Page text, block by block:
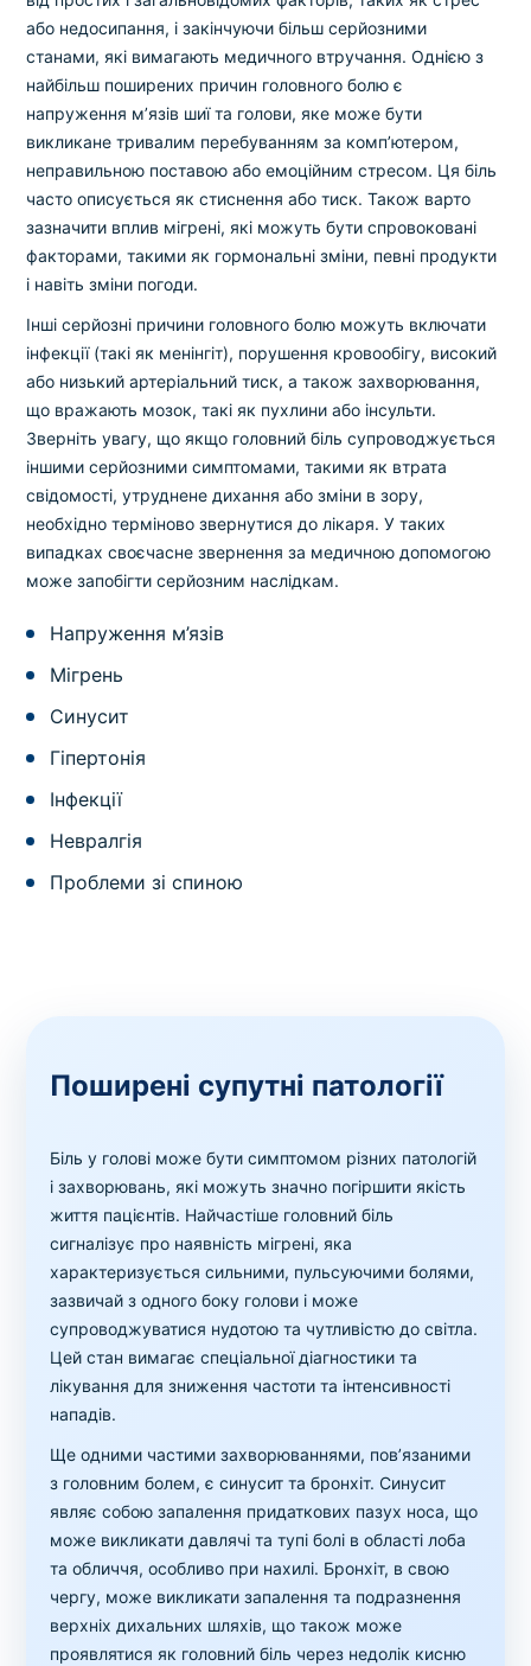
або недосипання, і закінчуючи більш серйозними
станами, які вимагають медичного втручання. Однією з
найбільш поширених причин головного болю є
напруження м’язів шиї та голови, яке може бути
викликане тривалим перебуванням за комп’ютером,
неправильною поставою або емоційним стресом. Ця біль
часто описується як стиснення або тиск. Також варто
зазначити вплив мігрені, які можуть бути спровоковані
факторами, такими як гормональні зміни, певні продукти
і навіть зміни погоди.
Інші серйозні причини головного болю можуть включати
інфекції (такі як менінгіт), порушення кровообігу, високий
або низький артеріальний тиск, а також захворювання,
що вражають мозок, такі як пухлини або інсульти.
Зверніть увагу, що якщо головний біль супроводжується
іншими серйозними симптомами, такими як втрата
свідомості, утруднене дихання або зміни в зору,
необхідно терміново звернутися до лікаря. У таких
випадках своєчасне звернення за медичною допомогою
може запобігти серйозним наслідкам.
Напруження м’язів
Мігрень
Синусит
Гіпертонія
Інфекції
Невралгія
Проблеми зі спиною
Поширені супутні патології
Біль у голові може бути симптомом різних патологій
і захворювань, які можуть значно погіршити якість
життя пацієнтів. Найчастіше головний біль
сигналізує про наявність мігрені, яка
характеризується сильними, пульсуючими болями,
зазвичай з одного боку голови і може
супроводжуватися нудотою та чутливістю до світла.
Цей стан вимагає спеціальної діагностики та
лікування для зниження частоти та інтенсивності
нападів.
Ще одними частими захворюваннями, пов’язаними
з головним болем, є синусит та бронхіт. Синусит
являє собою запалення придаткових пазух носа, що
може викликати давлячі та тупі болі в області лоба
та обличчя, особливо при нахилі. Бронхіт, в свою
чергу, може викликати запалення та подразнення
верхніх дихальних шляхів, що також може
проявлятися як головний біль через недолік кисню